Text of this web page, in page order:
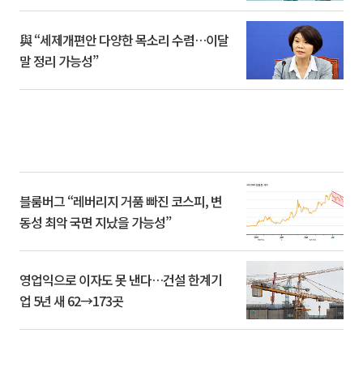
與 “세제개편안 다양한 목소리 수렴…이달
말 정리 가능성”
블룸버그 “레버리지 거품 빠진 코스피, 변
동성 최악 국면 지났을 가능성”
영업익으로 이자도 못 낸다…건설 한계기
업 5년 새 62→173곳